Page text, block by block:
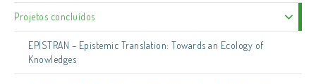
Projetos concluídos
EPISTRAN – Epistemic Translation: Towards an Ecology of
Knowledges